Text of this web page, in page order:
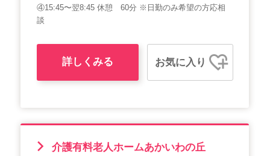
④15:45〜翌8:45 休憩 60分 ※日勤のみ希望の方応相
談
詳しくみる お気に入り
介護有料老人ホームあかいわの丘